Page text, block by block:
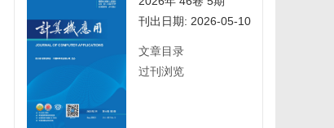
刊出日期: 2026-05-10
文章目录
过刊浏览